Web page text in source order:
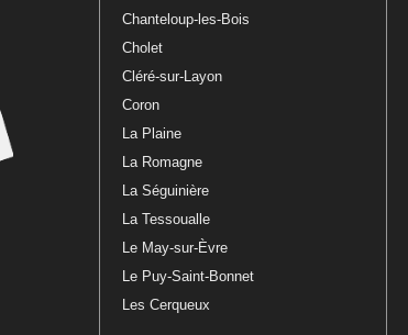
Chanteloup-les-Bois
Cholet
Cléré-sur-Layon
Coron
La Plaine
La Romagne
La Séguinière
La Tessoualle
Le May-sur-Èvre
Le Puy-Saint-Bonnet
Les Cerqueux